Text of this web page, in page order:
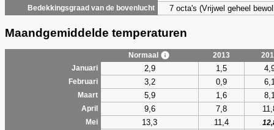
Bedekkingsgraad van de bovenlucht 7 octa's (Vrijwel geheel
Maandgemiddelde temperaturen
Normaal 2013
Januari
2,9 1,5
Februari 3,2 0,9
Maart 5,9 1,6
April 9,6 7,8
Mei 13,3 11,4